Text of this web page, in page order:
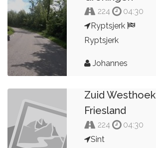
224
04:30
Ryptsjerk
Ryptsjerk
Johannes
Sint
Zuid Westhoek
Friesland
224
04:30
Sint